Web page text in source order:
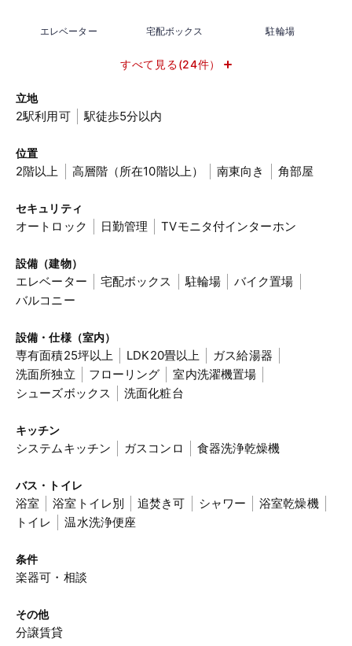
エレベーター 宅配ボックス 駐輪場
すべて見る(24件）
立地
2駅利用可 駅徒歩5分以内
位置
2階以上 高層階（所在10階以上） 南東向き 角部屋
セキュリティ
オートロック 日勤管理 TVモニタ付インターホン
設備（建物）
エレベーター 宅配ボックス 駐輪場
バイク置場
バルコニー
設備・仕様（室内）
専有面積25坪以上 LDK20畳以上
ガス給湯器
洗面所独立
フローリング
室内洗濯機置場
シューズボックス
洗面化粧台
キッチン
システムキッチン ガスコンロ 食器洗浄乾燥機
バス・トイレ
浴室 浴室トイレ別 追焚き可 シャワー
浴室乾燥機
トイレ
温水洗浄便座
条件
楽器可・相談
その他
分譲賃貸